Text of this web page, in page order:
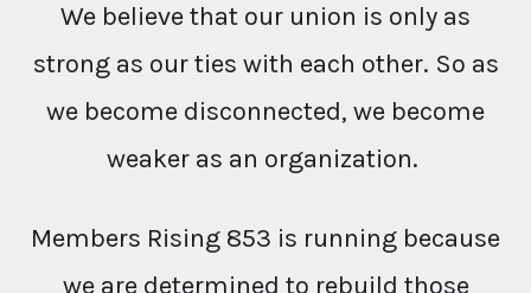
We believe that our union is only as
strong as our ties with each other. So as
we become disconnected, we become
weaker as an organization.
Members Rising 853 is running because
we are determined to rebuild those